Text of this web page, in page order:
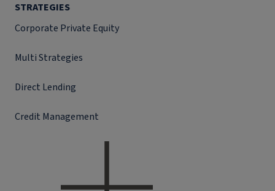
STRATEGIES
Corporate Private Equity
Multi Strategies
Direct Lending
Credit Management